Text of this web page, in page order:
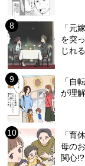
「元
を突
じれ
「自
が理
「育
母の
関心